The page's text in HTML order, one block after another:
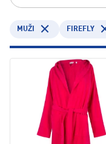
MUŽI FIREFLY